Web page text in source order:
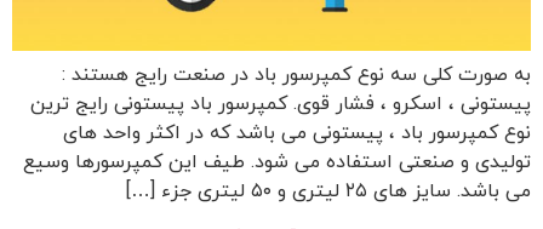
به صورت کلی سه نوع کمپرسور باد در صنعت رایج هستند :
پیستونی ، اسکرو ، فشار قوی. کمپرسور باد پیستونی رایج ترین
نوع کمپرسور باد ، پیستونی می باشد که در اکثر واحد های
تولیدی و صنعتی استفاده می شود. طیف این کمپرسورها وسیع
می باشد. سایز های ۲۵ لیتری و ۵۰ لیتری جزء […]